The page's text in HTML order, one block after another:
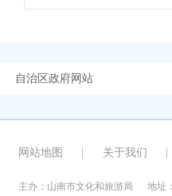
自治区政府网站
网站地图 关于我们
主办：山南市文化和旅游局 地址